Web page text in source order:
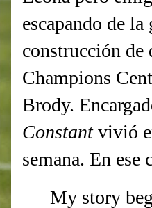
escapando de
construcción de
Champions
Brody.
Constantvivió
semana. En
My story